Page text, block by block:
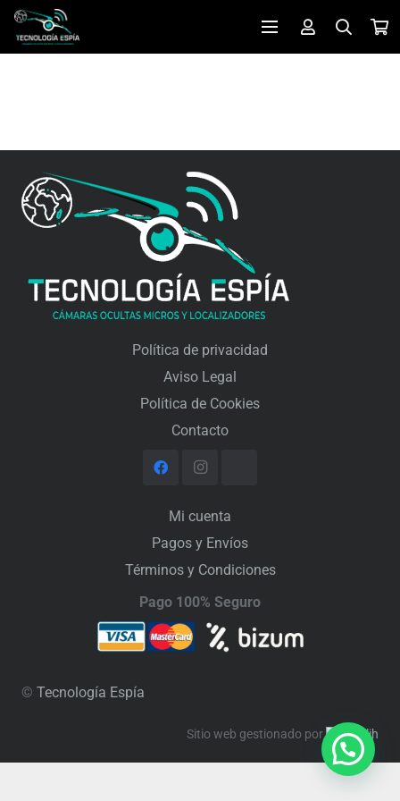
Política de privacidad
Aviso Legal
Política de Cookies
Contacto
Mi cuenta
Pagos y Envíos
Términos y Condiciones
Pago 100% Seguro
© Tecnología Espía
Sitio web gestionado por